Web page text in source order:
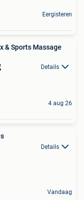
Eergisteren
& Sports Massage
Details
4 aug 26
Details
Vandaag